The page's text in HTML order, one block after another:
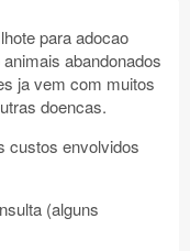
para adocao
abandonados
ja vem com muitos
doencas.
custos envolvidos
(alguns